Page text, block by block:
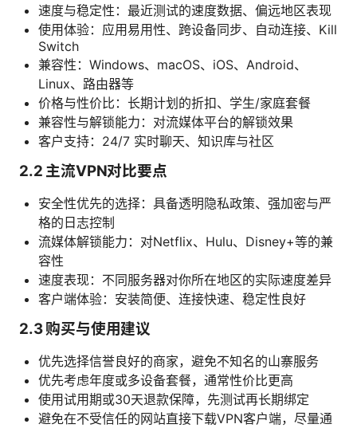
速度与稳定性：最近测试的速度数据、偏远地区表现
使用体验：应用易用性、跨设备同步、自动连接、Kill
Switch
兼容性：Windows、macOS、iOS、Android、
Linux、路由器等
价格与性价比：长期计划的折扣、学生/家庭套餐
兼容性与解锁能力：对流媒体平台的解锁效果
客户支持：24/7 实时聊天、知识库与社区
2.2 主流VPN对比要点
安全性优先的选择：具备透明隐私政策、强加密与严
格的日志控制
流媒体解锁能力：对Netflix、Hulu、Disney+等的兼
容性
速度表现：不同服务器对你所在地区的实际速度差异
客户端体验：安装简便、连接快速、稳定性良好
2.3 购买与使用建议
优先选择信誉良好的商家，避免不知名的山寨服务
优先考虑年度或多设备套餐，通常性价比更高
使用试用期或30天退款保障，先测试再长期绑定
避免在不受信任的网站直接下载VPN客户端，尽量通